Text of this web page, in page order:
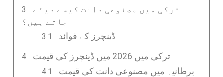
ترکی میں مصنوعی دانت کیسے دیئے
جاتے ہیں؟
ڈینچرز کے فوائد
ترکی میں 2026 میں ڈینچرز کی قیمت
برطانیہ میں مصنوعی دانت کی قیمت